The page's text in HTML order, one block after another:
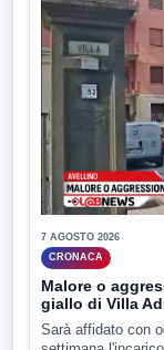
7 AGOSTO 2026
CRONACA
Malore o
giallo di Villa
Sarà affidato con